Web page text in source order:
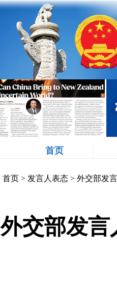
首页
首页 > 发言人表态 > 外交部发
外交部发言